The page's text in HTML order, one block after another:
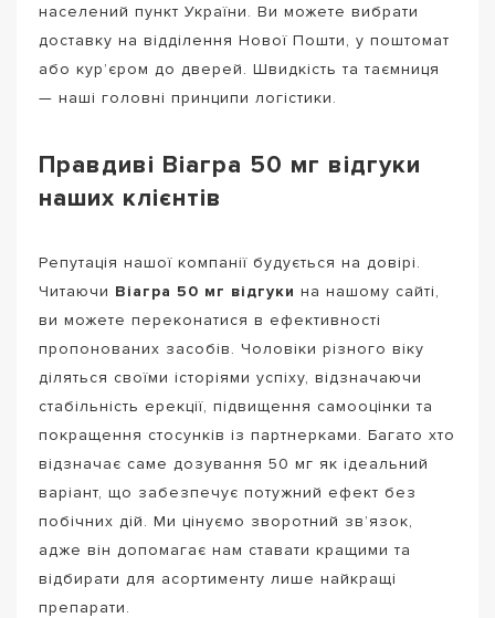
населений пункт України. Ви можете вибрати
доставку на відділення Нової Пошти, у поштомат
або кур’єром до дверей. Швидкість та таємниця
— наші головні принципи логістики.
Правдиві Віагра 50 мг відгуки
наших клієнтів
Репутація нашої компанії будується на довірі.
Читаючи Віагра 50 мг відгуки на нашому сайті,
ви можете переконатися в ефективності
пропонованих засобів. Чоловіки різного віку
діляться своїми історіями успіху, відзначаючи
стабільність ерекції, підвищення самооцінки та
покращення стосунків із партнерками. Багато хто
відзначає саме дозування 50 мг як ідеальний
варіант, що забезпечує потужний ефект без
побічних дій. Ми цінуємо зворотний зв’язок,
адже він допомагає нам ставати кращими та
відбирати для асортименту лише найкращі
препарати.